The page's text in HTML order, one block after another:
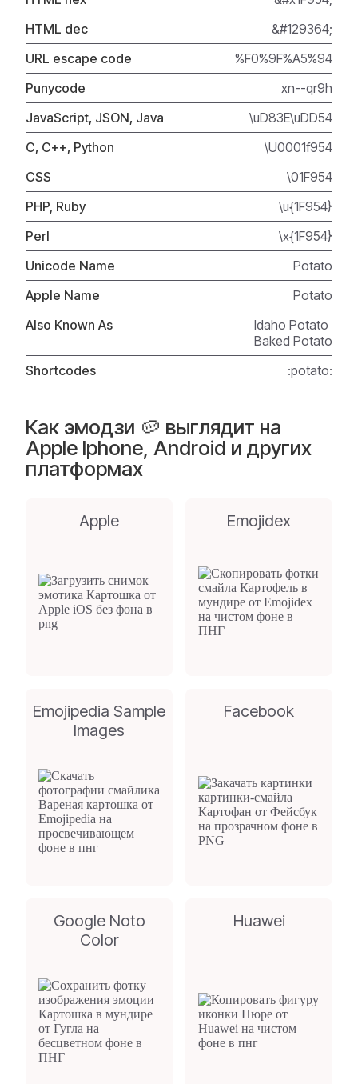
HTML dec
&#129364;
URL escape code
%F0%9F%A5%94
Punycode
xn--qr9h
JavaScript, JSON, Java
\uD83E\uDD54
C, C++, Python
\U0001f954
CSS
\01F954
PHP, Ruby
\u{1F954}
Perl
\x{1F954}
Unicode Name
Potato
Apple Name
Potato
Also Known As
Idaho Potato
Baked Potato
Shortcodes
:potato:
Как эмодзи 🥔 выглядит на
Apple Iphone, Android и других
платформах
Apple Emojidex
Emojipedia Sample
Images
Facebook
Google Noto
Color
Huawei